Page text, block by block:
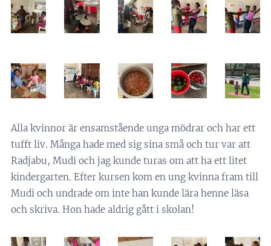
Alla kvinnor är ensamstående unga mödrar och har ett
tufft liv. Många hade med sig sina små och tur var att
Radjabu, Mudi och jag kunde turas om att ha ett litet
kindergarten. Efter kursen kom en ung kvinna fram till
Mudi och undrade om inte han kunde lära henne läsa
och skriva. Hon hade aldrig gått i skolan!